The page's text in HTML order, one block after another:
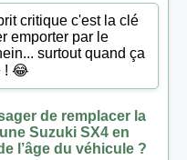
critique c'est la clé
emporter par le
surtout quand ça
! 😂
de remplacer la
Suzuki SX4 en
l’âge du véhicule ?